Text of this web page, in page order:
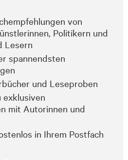
von
Politikern und
Lesern
spannendsten
und Leseproben
exklusiven
mit Autorinnen und
in Ihrem Postfach